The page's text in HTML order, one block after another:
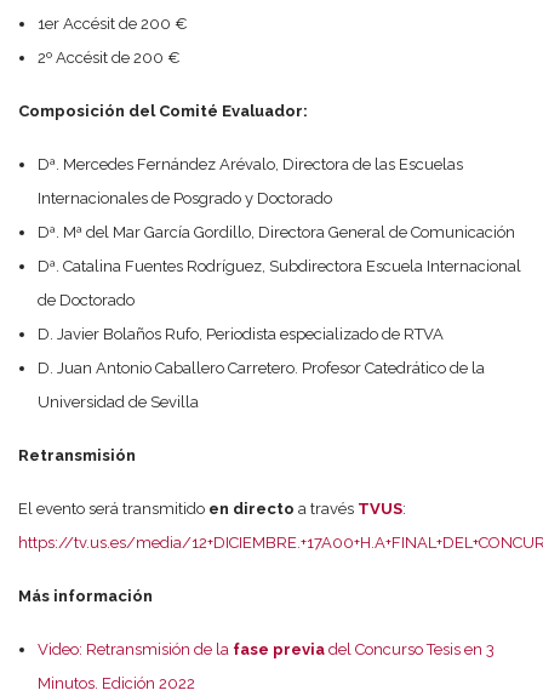
1er Accésit de 200 €
2º Accésit de 200 €
Composición del Comité Evaluador:
Dª. Mercedes Fernández Arévalo, Directora de las Escuelas
Internacionales de Posgrado y Doctorado
Dª. Mª del Mar García Gordillo, Directora General de Comunicación
Dª. Catalina Fuentes Rodríguez, Subdirectora Escuela Internacional
de Doctorado
D. Javier Bolaños Rufo, Periodista especializado de RTVA
D. Juan Antonio Caballero Carretero. Profesor Catedrático de la
Universidad de Sevilla
Retransmisión
El evento será transmitido en directo a través TVUS:
https://tv.us.es/media/
Más información
Video: Retransmisión de la fase previa del Concurso Tesis en 3
Minutos. Edición 2022